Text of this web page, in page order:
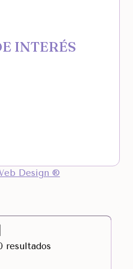
INTERÉS
Design ®
resultados